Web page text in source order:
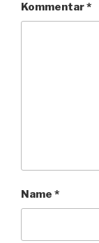
Kommentar*
Name *